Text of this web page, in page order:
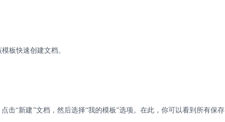
板快速创建文档。
点击“新建”文档，然后选择“我的模板”选项。在此，你可以看到所有保存